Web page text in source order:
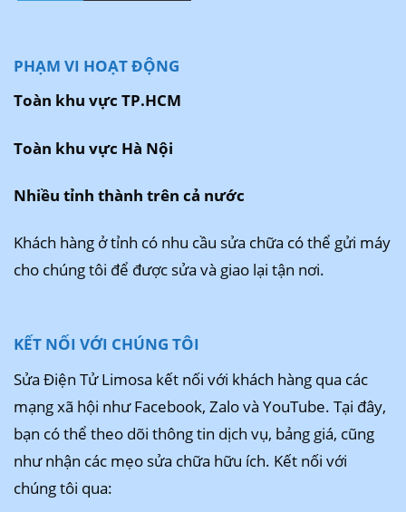
PHẠM VI HOẠT ĐỘNG
Toàn khu vực TP.HCM
Toàn khu vực Hà Nội
Nhiều tỉnh thành trên cả nước
Khách hàng ở tỉnh có nhu cầu sửa chữa có thể gửi máy
cho chúng tôi để được sửa và giao lại tận nơi.
KẾT NỐI VỚI CHÚNG TÔI
Sửa Điện Tử Limosa kết nối với khách hàng qua các
mạng xã hội như Facebook, Zalo và YouTube. Tại đây,
bạn có thể theo dõi thông tin dịch vụ, bảng giá, cũng
như nhận các mẹo sửa chữa hữu ích. Kết nối với
chúng tôi qua: